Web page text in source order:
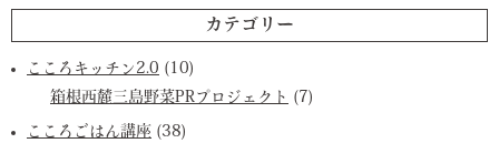
カテゴリー
こころキッチン2.0 (10)
箱根西麓三島野菜PRプロジェクト (7)
こころごはん講座 (38)